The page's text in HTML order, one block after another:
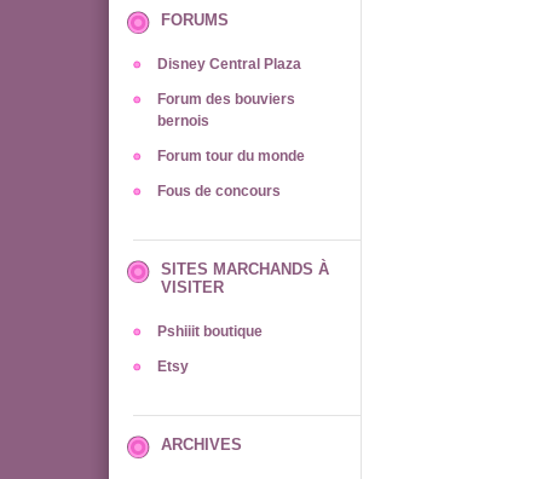
FORUMS
Disney Central Plaza
Forum des bouviers
bernois
Forum tour du monde
Fous de concours
SITES MARCHANDS À
VISITER
Pshiiit boutique
Etsy
ARCHIVES